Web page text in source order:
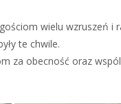
wielu wzruszeń i
te chwile.
za obecność oraz